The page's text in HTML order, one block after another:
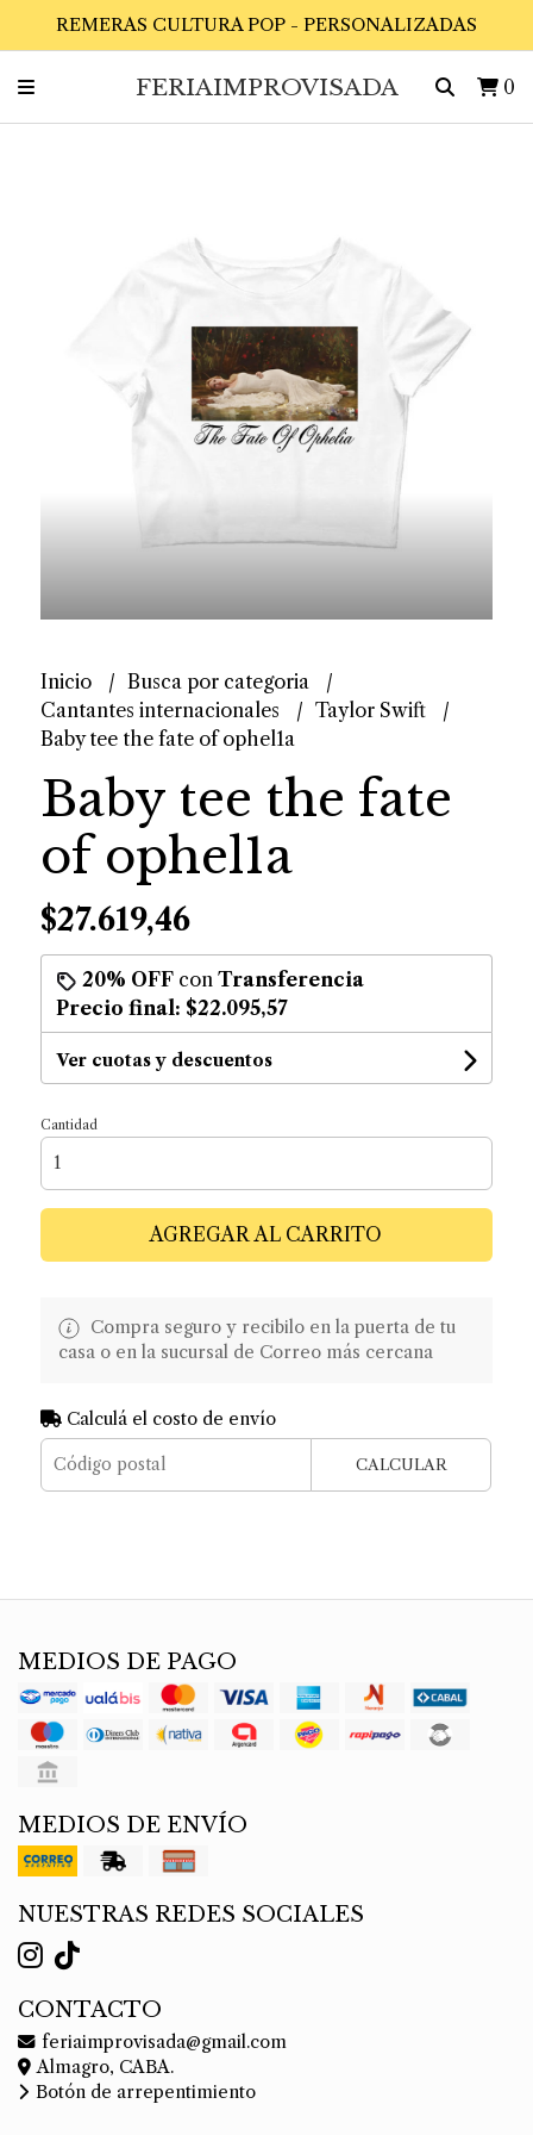
REMERAS CULTURA POP - PERSONALIZADAS
FERIAIMPROVISADA 0
Inicio
Busca por categoria
Cantantes internacionales
Taylor Swift
Baby tee the fate of ophel1a
Baby tee the fate
of ophel1a
$27.619,46
20% OFFcon Transferencia
Precio final: $22.095,57
Ver cuotas y descuentos
Cantidad
AGREGAR AL CARRITO
Compra seguro y recibilo en la puerta de tu
casa o en la sucursal de Correo más cercana
Calculá el costo de envío
CALCULAR
MEDIOS DE PAGO
MEDIOS DE ENVÍO
NUESTRAS REDES SOCIALES
CONTACTO
feriaimprovisada@gmail.com
Almagro, CABA.
Botón de arrepentimiento